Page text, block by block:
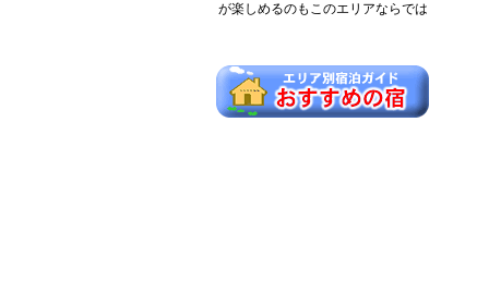
が楽しめるのもこのエリアならでは